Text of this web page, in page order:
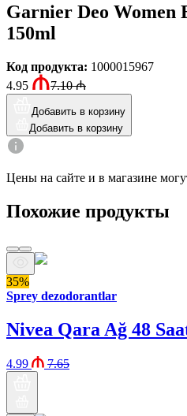
Garnier Deo Women
150ml
Код продукта: 1000015967
4.95
7.10₼
Добавить в корзину
Добавить в корзину
Цены на сайте и в магазине
Похожие продукты
35%
Sprey dezodorantlar
Nivea Qara Ağ 48
4.99 7.65